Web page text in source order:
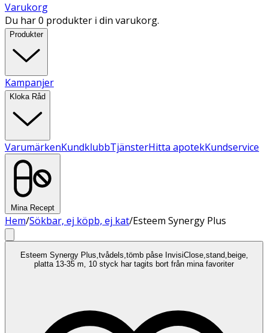
Varukorg
Du har 0 produkter i din varukorg.
Produkter
Kampanjer
Kloka Råd
VarumärkenKundklubbTjänsterHitta apotekKundservice
Mina Recept
Hem/Sökbar, ej köpb, ej kat/Esteem Synergy Plus
Esteem Synergy Plus,tvådels,tömb påse InvisiClose,stand,beige,
platta 13-35 m, 10 styck har tagits bort från mina favoriter